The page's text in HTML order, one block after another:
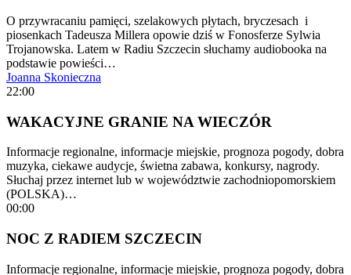
O przywracaniu pamięci, szelakowych płytach, bryczesach i
piosenkach Tadeusza Millera opowie dziś w Fonosferze Sylwia
Trojanowska. Latem w Radiu Szczecin słuchamy audiobooka na
podstawie powieści…
Joanna Skonieczna
22:00
WAKACYJNE GRANIE NA WIECZÓR
Informacje regionalne, informacje miejskie, prognoza pogody, dobra
muzyka, ciekawe audycje, świetna zabawa, konkursy, nagrody.
Słuchaj przez internet lub w województwie zachodniopomorskiem
(POLSKA)…
00:00
NOC Z RADIEM SZCZECIN
Informacje regionalne, informacje miejskie, prognoza pogody, dobra